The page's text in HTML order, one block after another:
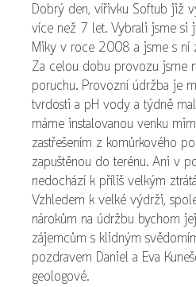
Dobrý den, vířivku Softub již
více než 7 let. Vybrali jsme si
Miky v roce 2008 a jsme s ní
Za celou dobu provozu jsme
poruchu. Provozní údržba je
tvrdosti a pH vody a týdně
máme instalovanou venku
zastřešením z komůrkového
zapuštěnou do terénu. Ani v
nedochází k příliš velkým
Vzhledem k velké výdrži,
nárokům na údržbu bychom
zájemcům s klidným
pozdravem Daniel a Eva
geologové.